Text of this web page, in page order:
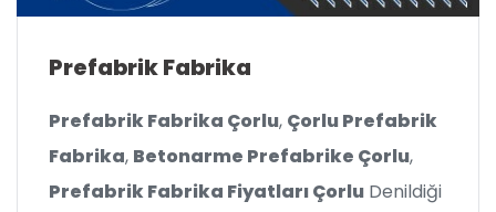
Prefabrik Fabrika
Prefabrik Fabrika Çorlu, Çorlu Prefabrik
Fabrika, Betonarme Prefabrike Çorlu,
Prefabrik Fabrika Fiyatları Çorlu Denildiği